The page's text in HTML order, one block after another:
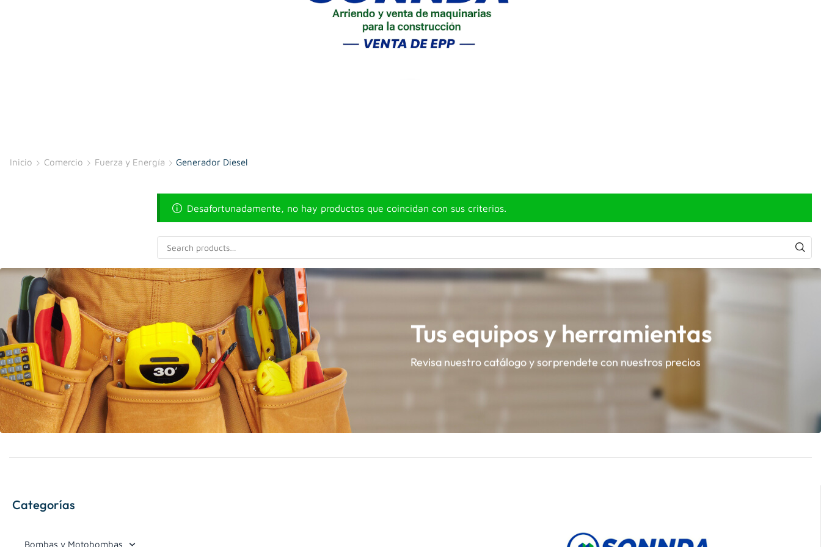
Inicio Comercio Fuerza y Energía Generador Diesel
Desafortunadamente, no hay productos que coincidan con sus criterios.
Tus equipos y herramientas
Revisa nuestro catálogo y sorprendete con nuestros precios
Categorías
Bombas y Motobombas